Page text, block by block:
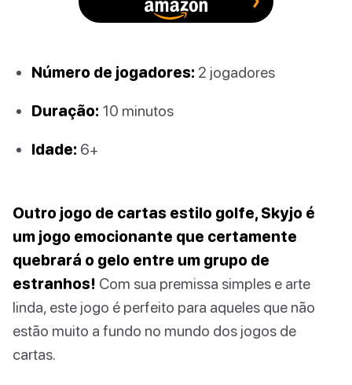
Número de jogadores: 2 jogadores
Duração: 10 minutos
Idade: 6+
Outro jogo de cartas estilo golfe, Skyjo é
um jogo emocionante que certamente
quebrará o gelo entre um grupo de
estranhos! Com sua premissa simples e arte
linda, este jogo é perfeito para aqueles que não
estão muito a fundo no mundo dos jogos de
cartas.